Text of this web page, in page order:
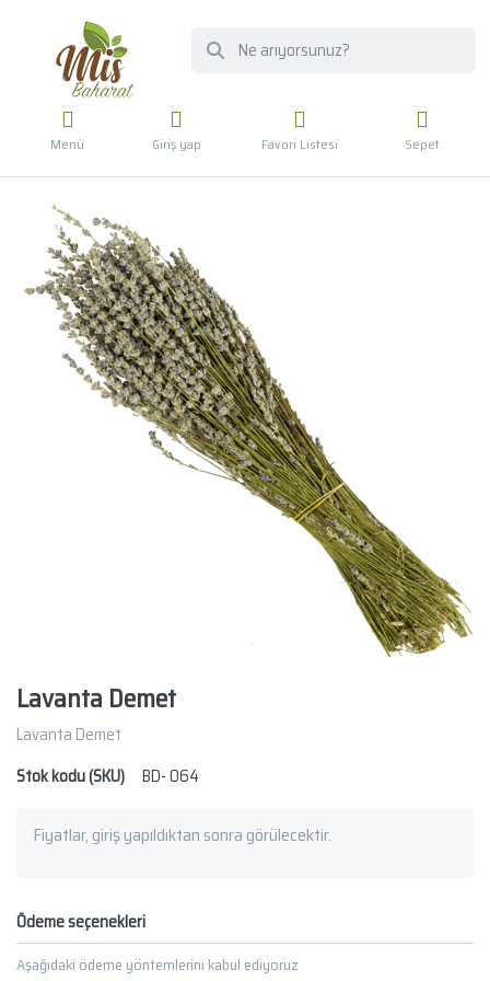
Menü Giriş yap Favori Listesi Sepet
Lavanta Demet
Lavanta Demet
Stok kodu (SKU)
BD- 064
Fiyatlar, giriş yapıldıktan sonra görülecektir.
Ödeme seçenekleri
Aşağıdaki ödeme yöntemlerini kabul ediyoruz